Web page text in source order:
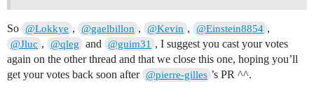
So @Lokkye , @gaelbillon , @Kevin , @Einstein8854 ,
@Jluc , @qleg and @guim31 , I suggest you cast your votes
again on the other thread and that we close this one, hoping you’ll
get your votes back soon after @pierre-gilles ’s PR ^^.